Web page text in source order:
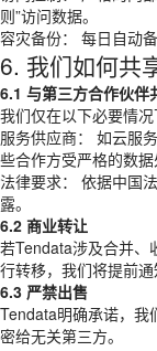
则”访问数据。
容灾备份： 每日自动
6. 我们如何共
6.1 与第三方合作伙伴
我们仅在以下必要情况
服务供应商： 如云服
些合作方受严格的数据
法律要求： 依据中国
露。
6.2 商业转让
若Tendata涉及合并、
行转移，我们将提前
6.3 严禁出售
Tendata明确承诺，我
密给无关第三方。